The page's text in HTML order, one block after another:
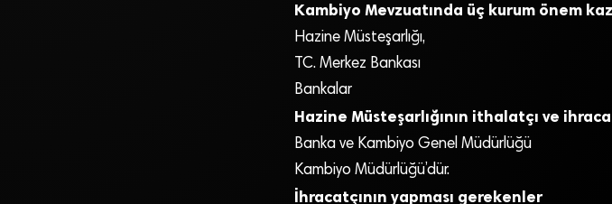
Kambiyo Mevzuatında üç kurum önem
Hazine Müsteşarlığı,
TC. Merkez Bankası
Bankalar
Hazine Müsteşarlığının ithalatçı ve
Banka ve Kambiyo Genel Müdürlüğü
Kambiyo Müdürlüğü’dür.
İhracatçının yapması gerekenler